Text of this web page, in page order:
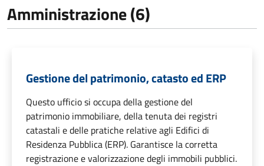
Amministrazione (6)
Gestione del patrimonio, catasto ed ERP
Questo ufficio si occupa della gestione del
patrimonio immobiliare, della tenuta dei registri
catastali e delle pratiche relative agli Edifici di
Residenza Pubblica (ERP). Garantisce la corretta
registrazione e valorizzazione degli immobili pubblici.